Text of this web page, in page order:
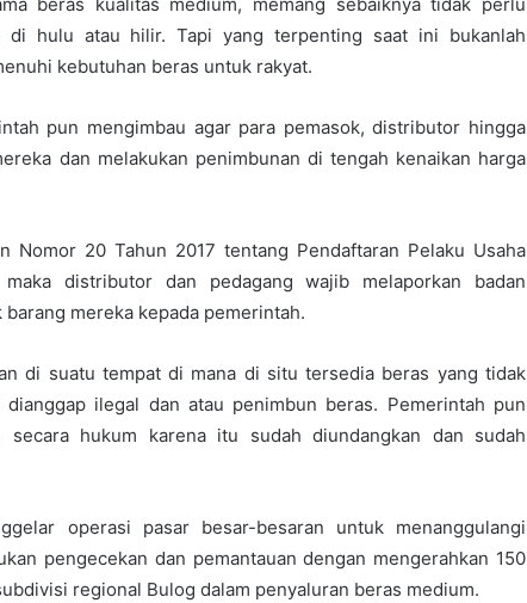
di hulu atau hilir. Tapi yang terpenting saat ini bukanlah
kebutuhan beras untuk rakyat.
pun mengimbau agar para pemasok, distributor hingga
dan melakukan penimbunan di tengah kenaikan harga
Nomor 20 Tahun 2017 tentang Pendaftaran Pelaku Usaha
distributor dan pedagang wajib melaporkan badan
mereka kepada pemerintah.
di suatu tempat di mana di situ tersedia beras yang tidak
ilegal dan atau penimbun beras. Pemerintah pun
secara hukum karena itu sudah diundangkan dan sudah
operasi pasar besar-besaran untuk menanggulangi
pengecekan dan pemantauan dengan mengerahkan 150
regional Bulog dalam penyaluran beras medium.